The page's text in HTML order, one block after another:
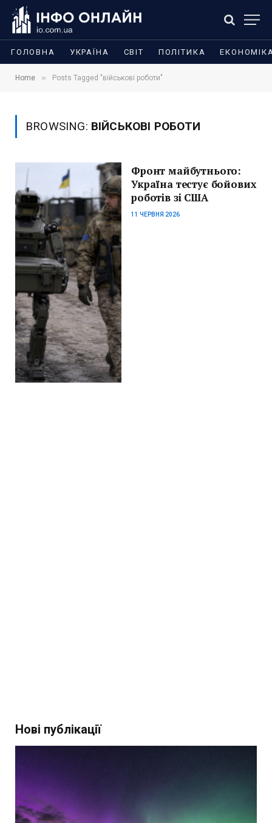
ГОЛОВНА УКРАЇНА СВІТ ПОЛІТИКА
Home » Posts Tagged "військові роботи"
BROWSING: ВІЙСЬКОВІ РОБОТИ
Фронт майбутнього:
Україна тестує бойових
роботів зі США
11 ЧЕРВНЯ 2026
Нові публікації